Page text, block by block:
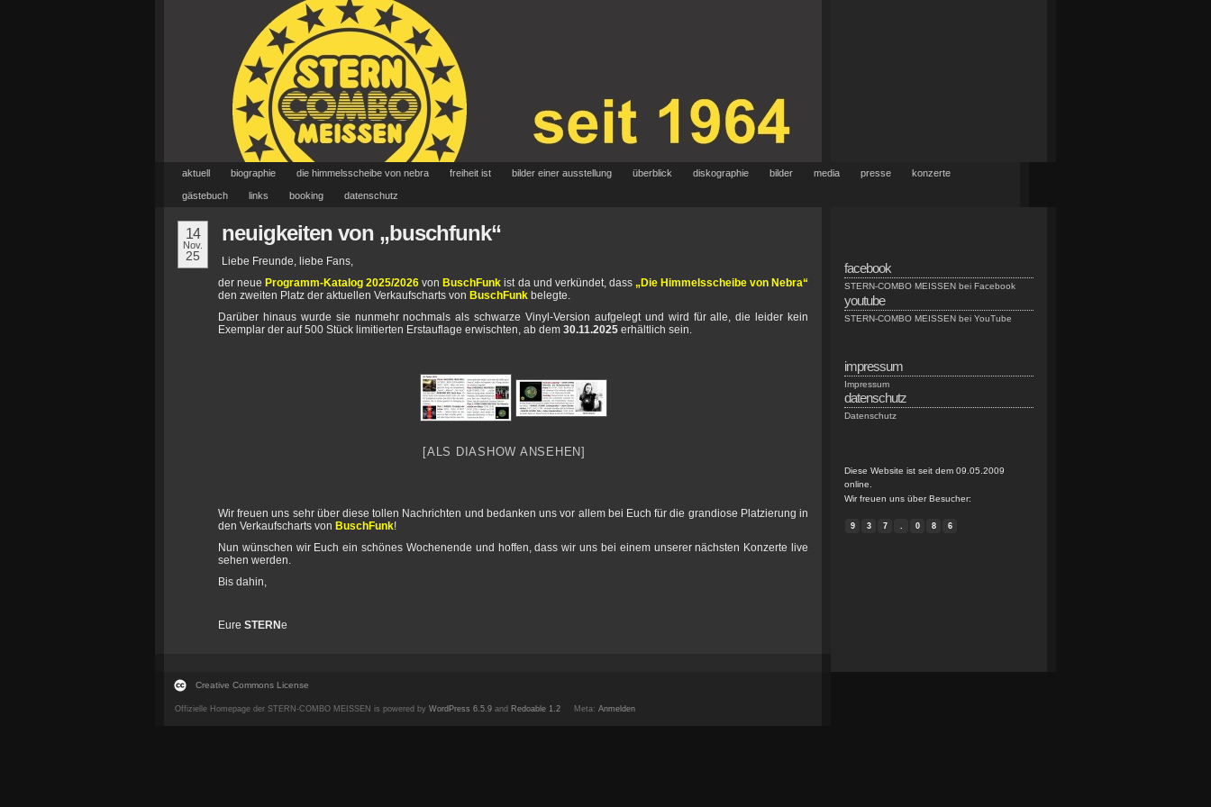
aktuell biographie die himmelsscheibe von nebra freiheit ist bilder einer ausstellung überblick diskographie bilder media presse konzerte
gästebuch links booking datenschutz
14
Nov.
25
neuigkeiten von „buschfunk“
Liebe Freunde, liebe Fans,
der neue Programm-Katalog 2025/2026 von BuschFunk ist da und verkündet, dass „Die Himmelsscheibe von Nebra“
den zweiten Platz der aktuellen Verkaufscharts von BuschFunk belegte.
Darüber hinaus wurde sie nunmehr nochmals als schwarze Vinyl-Version aufgelegt und wird für alle, die leider kein
Exemplar der auf 500 Stück limitierten Erstauflage erwischten, ab dem 30.11.2025 erhältlich sein.
[ALS DIASHOW ANSEHEN]
Wir freuen uns sehr über diese tollen Nachrichten und bedanken uns vor allem bei Euch für die grandiose Platzierung in
den Verkaufscharts von BuschFunk!
Nun wünschen wir Euch ein schönes Wochenende und hoffen, dass wir uns bei einem unserer nächsten Konzerte live
sehen werden.
Bis dahin,
Eure STERNe
facebook
STERN-COMBO MEISSEN bei Facebook
youtube
STERN-COMBO MEISSEN bei YouTube
impressum
Impressum
datenschutz
Datenschutz
Diese Website ist seit dem 09.05.2009
online.
Wir freuen uns über Besucher:
9 3 7 . 0 8 6
Creative Commons License
Offizielle Homepage der STERN-COMBO MEISSEN is powered by WordPress 6.5.9 and Redoable 1.2 Meta: Anmelden